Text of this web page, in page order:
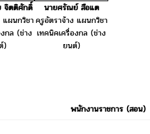
จิตติศักดิ์
แผนกวิชา
กล (ช่าง
)
นายศรัณย์ สือแต
ครูอัตราจ้าง แผนกวิชา
เทคนิคเครื่องกล (ช่าง
ยนต์)
พนักงานราชการ (สอน)